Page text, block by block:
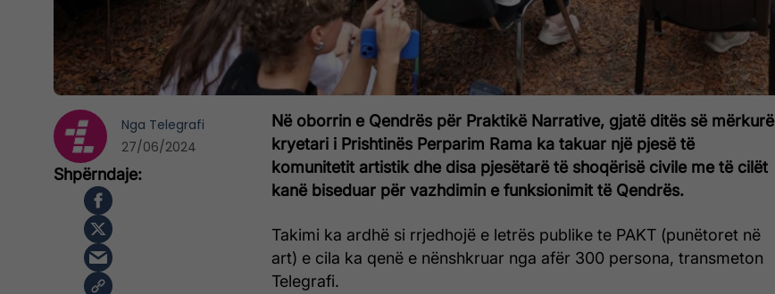
Në oborrin e Qendrës për Praktikë Narrative, gjatë ditës së mërkurë
kryetari i Prishtinës Perparim Rama ka takuar një pjesë të
komunitetit artistik dhe disa pjesëtarë të shoqërisë civile me të cilët
kanë biseduar për vazhdimin e funksionimit të Qendrës.
Takimi ka ardhë si rrjedhojë e letrës publike te PAKT (punëtoret në
art) e cila ka qenë e nënshkruar nga afër 300 persona, transmeton
Telegrafi.
Nga Telegrafi
27/06/2024